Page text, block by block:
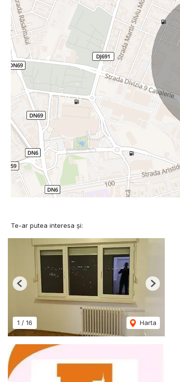
Te-ar putea interesa și:
1 / 16 Harta
Previous Next